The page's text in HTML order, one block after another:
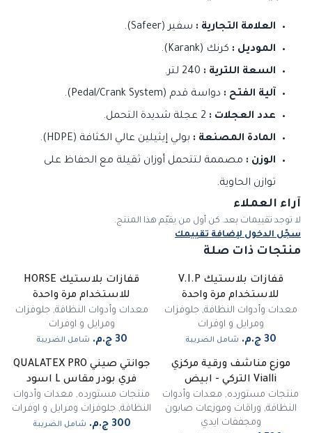
العلامة التجارية : سفير (Safeer).
الموديل : كرنك (Karank).
السعة اللترية :
آلية الفتح : دواسة قدم (Pedal/Crank System).
عدد العجلات :
المادة المصنعة : بولي إيثيلين عالي الكثافة (HDPE).
الوزن : مصممة لتتحمل أوزان ثقيلة مع الحفاظ على
توازن الحاوية.
آراء العملاء
لا توجد تقييمات بعد. كن أول من يقيّم هذا المنتج.
سجّل الدخول لإضافة تقييمك
منتجات ذات صلة
قفازات بلاستيك V.I.P
للاستخدام مرة واحدة
معدات وأدوات النظافة,جلوفزات
ومرايل و اوفرات
شامل الضريبة
قفازات بلاستيك HORSE
للاستخدام مرة واحدة
معدات وأدوات النظافة,جلوفزات
ومرايل و اوفرات
شامل الضريبة
موزع مناشف ورقية مركزي
Vialli التركي - ابيض
منتجات مستورده, معدات وأدوات
النظافة, وراقات وموزعات صابون
ومجففات ايدي
جوانتي صيني QUALATEX PRO
فري بودر مقاس L اسود
منتجات مستورده, معدات وأدوات
النظافة, جلوفزات ومرايل و اوفرات
شامل الضريبة